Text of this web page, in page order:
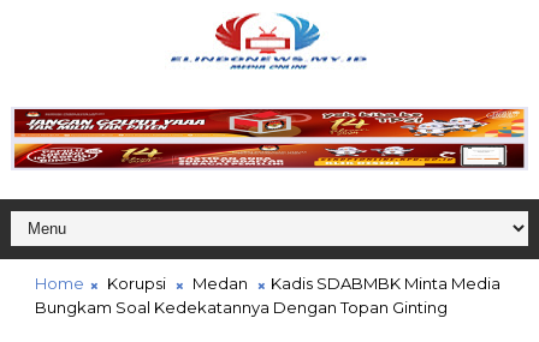
Home Korupsi Medan
Kadis SDABMBK Minta Media
Bungkam Soal Kedekatannya Dengan Topan Ginting